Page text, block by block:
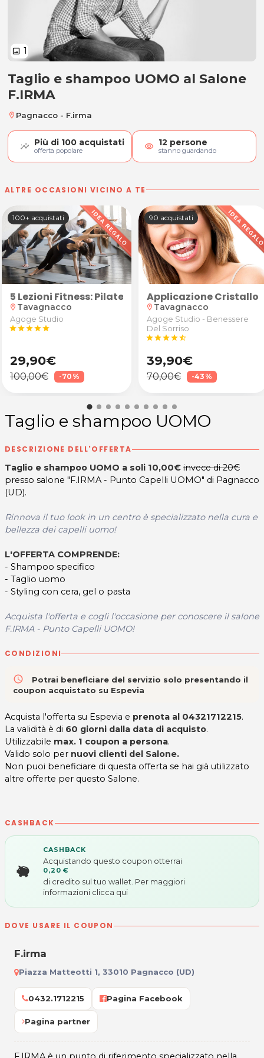
image 1
Taglio e shampoo UOMO
Taglio e shampoo UOMO al Salone
F.IRMA
location_on Pagnacco - F.irma
Più di 100 acquistati
offerta popolare visibility 12 persone
stanno guardando
ALTRE OCCASIONI VICINO A TE
o GAG
100+ acquistati
5 Lezioni Fitness: Pilates, Calisthenics o GAG
location_on Tavagnacco
Agoge Studio
starstarstarstarstar
29,90€
100,00€ -70%
90 acquistati
Applicazione Cristallo
location_on Tavagnacco
Agoge Studio - Benessere
Del Sorriso
starstarstarstarstar_half
39,90€
70,00€ -43%
Taglio e shampoo UOMO
DESCRIZIONE DELL'OFFERTA
Taglio e shampoo UOMO a soli 10,00€ invece di 20€
presso salone "F.IRMA - Punto Capelli UOMO" di Pagnacco
(UD).
Rinnova il tuo look in un centro è specializzato nella cura e
bellezza dei capelli uomo!
L'OFFERTA COMPRENDE:
- Shampoo specifico
- Taglio uomo
- Styling con cera, gel o pasta
Acquista l'offerta e cogli l'occasione per conoscere il salone
F.IRMA - Punto Capelli UOMO!
CONDIZIONI
access_time
Potrai beneficiare del servizio solo presentando il
coupon acquistato su Espevia
Acquista l'offerta su Espevia e prenota al 04321712215.
La validità è di 60 giorni dalla data di acquisto.
Utilizzabile max. 1 coupon a persona.
Valido solo per nuovi clienti del Salone.
Non puoi beneficiare di questa offerta se hai già utilizzato
altre offerte per questo Salone.
CASHBACK
CASHBACK
Acquistando questo coupon otterrai
0,20 €
di credito sul tuo wallet. Per maggiori
informazioni clicca qui
DOVE USARE IL COUPON
F.irma
Piazza Matteotti 1, 33010 Pagnacco (UD)
0432.1712215 Pagina Facebook
Pagina partner